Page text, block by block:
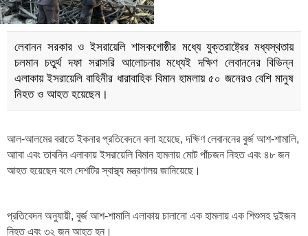
লেবানন সরকার ও ইসরায়েলি শাসকগোষ্ঠীর মধ্যে যুক্তরাষ্ট্রের মধ্যস্থতায়
চলমান চতুর্থ দফা সরাসরি আলোচনার মধ্যেই দক্ষিণ লেবাননের বিভিন্ন
এলাকায় ইসরায়েলি বাহিনীর ধারাবাহিক বিমান হামলায় ৫০ জনেরও বেশি মানুষ
নিহত ও আহত হয়েছেন।
আল-আলমের বরাতে ইকনার প্রতিবেদনে বলা হয়েছে, দক্ষিণ লেবাননের বুর্জ আশ-শামালি,
আাবা এবং তাবনিন এলাকায় ইসরায়েলি বিমান হামলায় মোট পাঁচজন নিহত এবং ৪৮ জন
আহত হয়েছেন বলে দেশটির স্বাস্থ্য মন্ত্রণালয় জানিয়েছে।
প্রতিবেদন অনুযায়ী, বুর্জ আশ-শামালি এলাকায় চালানো এক হামলায় এক শিশুসহ দুইজন
নিহত এবং ৩২ জন আহত হন।